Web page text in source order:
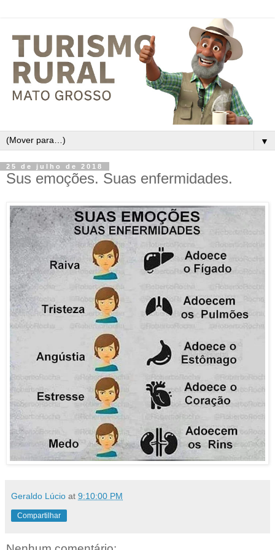
▼
25 de julho de 2018
Sus emoções. Suas enfermidades.
Geraldo Lúcio at 9:10:00 PM
Compartilhar